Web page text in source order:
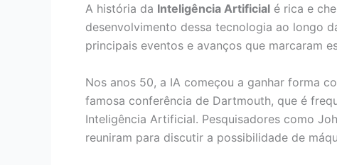
A história da Inteligência Artificial é rica e
desenvolvimento dessa tecnologia ao longo
principais eventos e avanços que marcaram
Nos anos 50, a IA começou a ganhar forma
famosa conferência de Dartmouth, que é
Inteligência Artificial. Pesquisadores como
reuniram para discutir a possibilidade de